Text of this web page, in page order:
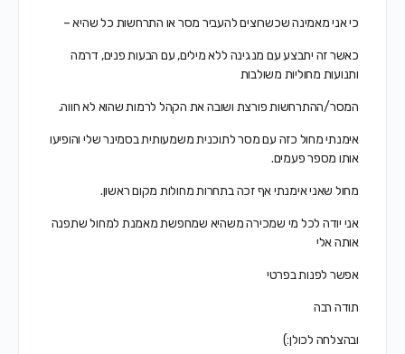
כי אני מאמינה שכשרוצים להעביר מסר או התרחשות כל שהיא –
כאשר זה יתבצע עם מנגינה ללא מילים, עם הבעות פנים, דרמה
ותנועות מחוליות משולבות
המסר/ההתרחשות פורצת ושובה את הקהל לרמות שהוא לא חווה.
אימנתי מחול כזה עם מסר לתוכנית משמעותית בסמינר שלי והופיעו
אותו מספר פעמים.
מחול שאני אימנתי אף זכה בתחרות מחולות מקום ראשון.
אני יודה לכל מי שמכירה משהיא שמחפשת מאמנת למחול שתפנה
אותה אלי
אפשר לפנות בפרטי
תודה רבה
ובהצלחה לכולן:)